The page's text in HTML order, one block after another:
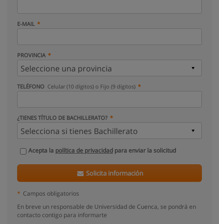
E-MAIL
PROVINCIA
TELÉFONO Celular (10 dígitos) o Fijo (9 dígitos)
¿TIENES TÍTULO DE BACHILLERATO?
Acepta la política de privacidad para enviar la solicitud
Solicita información
* Campos obligatorios
En breve un responsable de Universidad de Cuenca, se pondrá en
contacto contigo para informarte